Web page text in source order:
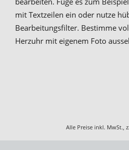
mit Textzeilen ein oder nutze
Bearbeitungsfilter. Bestimme
Herzuhr mit eigenem Foto
Alle Preise inkl. MwSt.,